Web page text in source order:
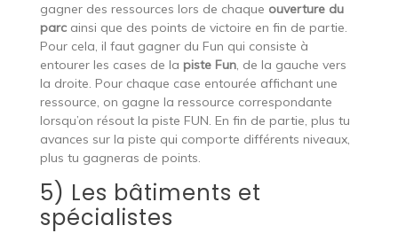
gagner des ressources lors de chaque ouverture du
parcainsi que des points de victoire en fin de partie.
Pour cela, il faut gagner du Fun qui consiste à
entourer les cases de la piste Fun, de la gauche vers
la droite. Pour chaque case entourée affichant une
ressource, on gagne la ressource correspondante
lorsqu’on résout la piste FUN. En fin de partie, plus tu
avances sur la piste qui comporte différents niveaux,
plus tu gagneras de points.
5) Les bâtiments et
spécialistes